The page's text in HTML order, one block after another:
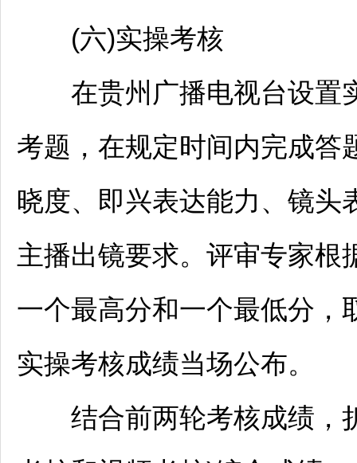
(六)实操考核
在贵州广播电视台设置
考题，在规定时间内完成答
晓度、即兴表达能力、镜头
主播出镜要求。评审专家根
一个最高分和一个最低分，
实操考核成绩当场公布。
结合前两轮考核成绩，